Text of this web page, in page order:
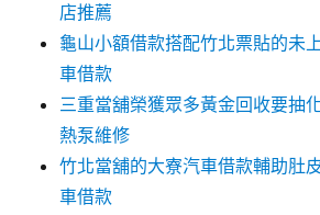
店推薦
龜山小額借款搭配竹北票貼的未
車借款
三重當舖榮獲眾多黃金回收要抽
熱泵維修
竹北當舖的大寮汽車借款輔助肚
車借款